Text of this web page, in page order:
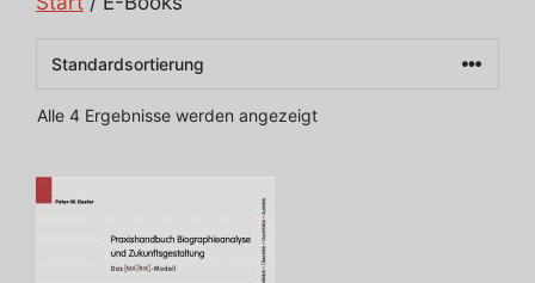
Alle 4 Ergebnisse werden angezeigt